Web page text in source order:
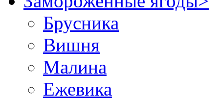
Брусника
Вишня
Малина
Ежевика